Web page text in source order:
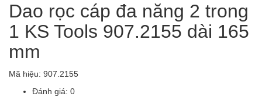
Dao rọc cáp đa năng 2 trong
1 KS Tools 907.2155 dài 165
mm
Mã hiệu: 907.2155
Đánh giá: 0